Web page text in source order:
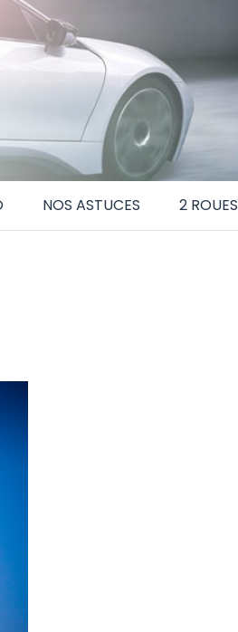
NOS ASTUCES 2 ROUES